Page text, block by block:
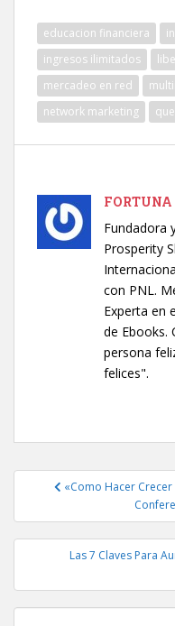
educacion financiera
ingresos ilimitados
mercadeo en red
network marketing
FORTUNA
Fundadora
Prosperity
con PNL.
Experta en
de Ebooks.
persona
felices".
Navegación
entradas
«Como Hacer
Las 7 Claves Para